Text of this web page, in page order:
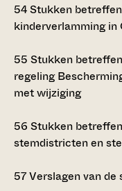
54Stukken
kinderverlamming in
55 Stukken
regeling
met wijziging
56 Stukken
stemdistricten en
57Verslagen van